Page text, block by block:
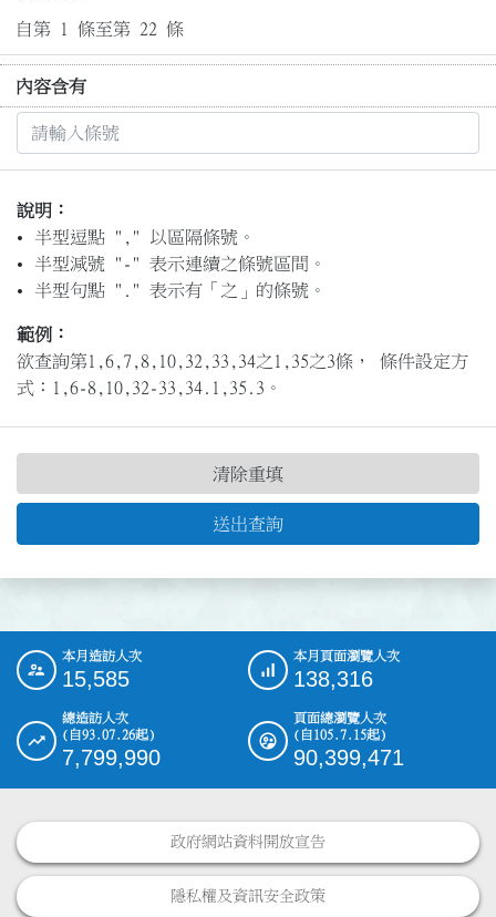
自第 1 條至第 22 條
內容含有
說明：
半型逗點 "," 以區隔條號。
半型減號 "-" 表示連續之條號區間。
半型句點 "." 表示有「之」的條號。
範例：
欲查詢第1,6,7,8,10,32,33,34之1,35之3條， 條件設定方
式：1,6-8,10,32-33,34.1,35.3。
送出查詢
清除重填
::: 本月造訪人次
15,585
本月頁面瀏覽人次
138,316
總造訪人次
(自93.07.26起)
7,799,990
頁面總瀏覽人次
(自105.7.15起)
90,399,471
政府網站資料開放宣告
隱私權及資訊安全政策